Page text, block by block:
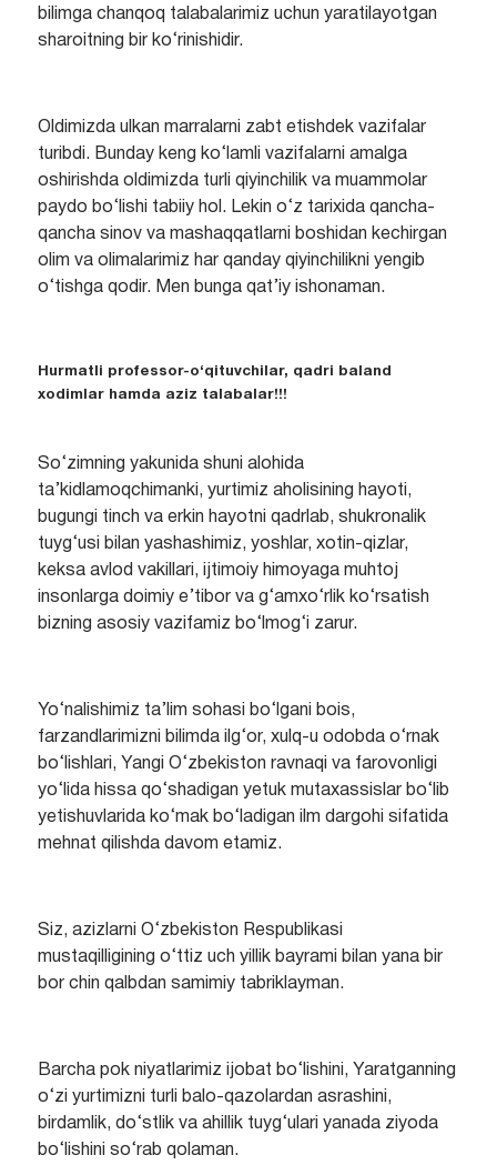
bilimga chanqoq talabalarimiz uchun yaratilayotgan
sharoitning bir ko‘rinishidir.
Oldimizda ulkan marralarni zabt etishdek vazifalar
turibdi. Bunday keng ko‘lamli vazifalarni amalga
oshirishda oldimizda turli qiyinchilik va muammolar
paydo bo‘lishi tabiiy hol. Lekin o‘z tarixida qancha-
qancha sinov va mashaqqatlarni boshidan kechirgan
olim va olimalarimiz har qanday qiyinchilikni yengib
o‘tishga qodir. Men bunga qat’iy ishonaman.
Hurmatli professor-o‘qituvchilar, qadri baland
xodimlar hamda aziz talabalar!!!
So‘zimning yakunida shuni alohida
ta’kidlamoqchimanki, yurtimiz aholisining hayoti,
bugungi tinch va erkin hayotni qadrlab, shukronalik
tuyg‘usi bilan yashashimiz, yoshlar, xotin-qizlar,
keksa avlod vakillari, ijtimoiy himoyaga muhtoj
insonlarga doimiy e’tibor va g‘amxo‘rlik ko‘rsatish
bizning asosiy vazifamiz bo‘lmog‘i zarur.
Yo‘nalishimiz ta’lim sohasi bo‘lgani bois,
farzandlarimizni bilimda ilg‘or, xulq-u odobda o‘rnak
bo‘lishlari, Yangi O‘zbekiston ravnaqi va farovonligi
yo‘lida hissa qo‘shadigan yetuk mutaxassislar bo‘lib
yetishuvlarida ko‘mak bo‘ladigan ilm dargohi sifatida
mehnat qilishda davom etamiz.
Siz, azizlarni O‘zbekiston Respublikasi
mustaqilligining o‘ttiz uch yillik bayrami bilan yana bir
bor chin qalbdan samimiy tabriklayman.
Barcha pok niyatlarimiz ijobat bo‘lishini, Yaratganning
o‘zi yurtimizni turli balo-qazolardan asrashini,
birdamlik, do‘stlik va ahillik tuyg‘ulari yanada ziyoda
bo‘lishini so‘rab qolaman.